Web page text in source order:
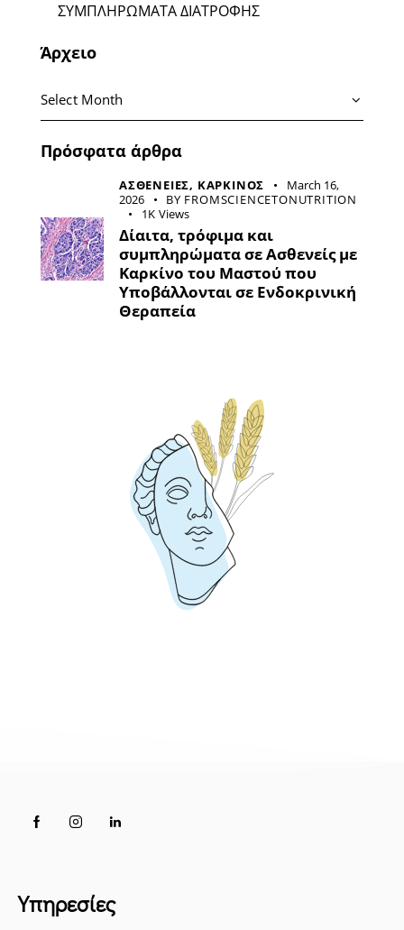
ΣΥΜΠΛΗΡΩΜΑΤΑ ΔΙΑΤΡΟΦΗΣ
Άρχειο
Πρόσφατα άρθρα
ΑΣΘΕΝΕΙΕΣ, ΚΑΡΚΙΝΟΣ
March 16,
2026
BY FROMSCIENCETONUTRITION
1K Views
Δίαιτα, τρόφιμα και
συμπληρώματα σε Ασθενείς με
Καρκίνο του Μαστού που
Υποβάλλονται σε Ενδοκρινική
Θεραπεία
Υπηρεσίες